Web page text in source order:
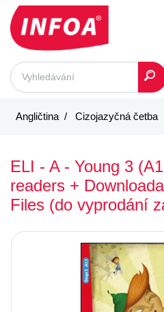
Angličtina Cizojazyčná četba
ELI - A - Young 3
readers +
Files (do vyprodání